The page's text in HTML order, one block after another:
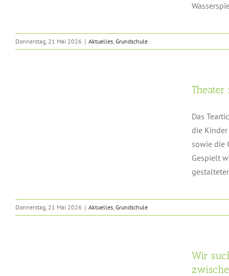
Donnerstag, 21 Mai 2026 | Aktuelles, Grundschule
Theater
Das
die
sowie die
Gespielt
Donnerstag, 21 Mai 2026 | Aktuelles, Grundschule
Wir